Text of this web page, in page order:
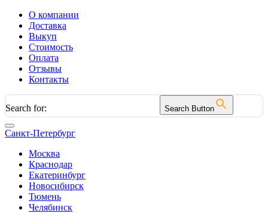
О компании
Доставка
Выкуп
Стоимость
Оплата
Отзывы
Контакты
Search for: Search Button
Санкт-Петербург
Москва
Краснодар
Екатеринбург
Новосибирск
Тюмень
Челябинск